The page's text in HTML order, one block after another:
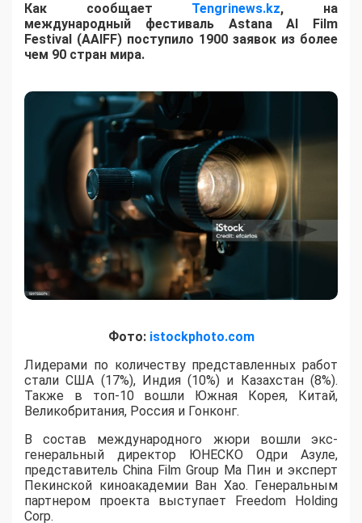
Как сообщает Tengrinews.kz, на
международный фестиваль Astana AI Film
Festival (AAIFF) поступило 1900 заявок из более
чем 90 стран мира.
Фото: istockphoto.com
Лидерами по количеству представленных работ
стали США (17%), Индия (10%) и Казахстан (8%).
Также в топ-10 вошли Южная Корея, Китай,
Великобритания, Россия и Гонконг.
В состав международного жюри вошли экс-
генеральный директор ЮНЕСКО Одри Азуле,
представитель China Film Group Ма Пин и эксперт
Пекинской киноакадемии Ван Хао. Генеральным
партнером проекта выступает Freedom Holding
Corp.